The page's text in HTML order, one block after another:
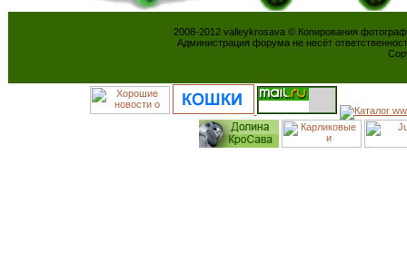
2008-2012 valleykrosava © Копирования
Администрация форума не несёт